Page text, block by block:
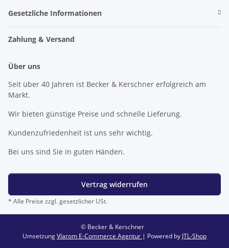
Gesetzliche Informationen
Zahlung & Versand
Über uns
Seit über 40 Jahren ist Becker & Kerschner erfolgreich am
Markt.
Wir bieten günstige Preise und schnelle Lieferung.
Kundenzufriedenheit ist uns sehr wichtig.
Bei uns sind Sie in guten Händen.
Vertrag widerrufen
* Alle Preise zzgl. gesetzlicher USt.
© Becker & Kerschner
UmsetzungVlarom E-Commerce Agentur | Powered by JTL-Shop